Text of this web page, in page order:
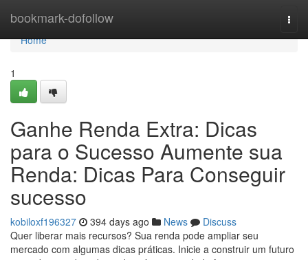
bookmark-dofollow
Home
Home
1
Ganhe Renda Extra: Dicas
para o Sucesso Aumente sua
Renda: Dicas Para Conseguir
sucesso
kobiloxf196327 394 days ago News
Discuss
Quer liberar mais recursos? Sua renda pode ampliar seu
mercado com algumas dicas práticas. Inicie a construir um futuro